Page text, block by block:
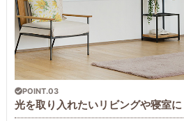
POINT.03
光を取り入れたいリビングや寝室に